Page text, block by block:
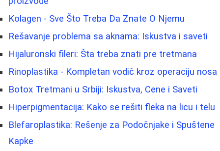
Kolagen - Sve Što Treba Da Znate O Njemu
Rešavanje problema sa aknama: Iskustva i saveti
Hijaluronski fileri: Šta treba znati pre tretmana
Rinoplastika - Kompletan vodič kroz operaciju nosa
Botox Tretmani u Srbiji: Iskustva, Cene i Saveti
Hiperpigmentacija: Kako se rešiti fleka na licu i telu
Blefaroplastika: Rešenje za Podočnjake i Spuštene
Kapke